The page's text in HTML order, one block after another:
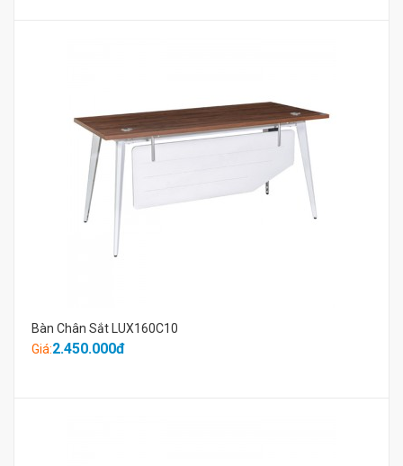
Bàn Chân Sắt LUX160C10
Giá:2.450.000đ